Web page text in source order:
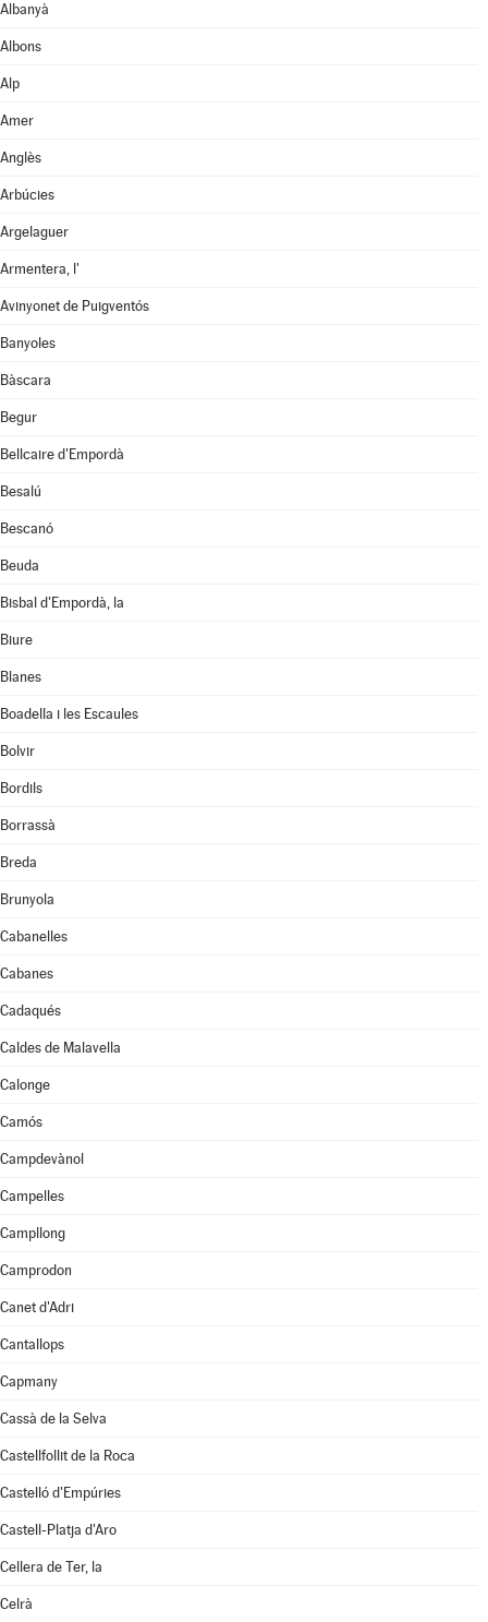
Albanyà
Albons
Alp
Amer
Anglès
Arbúcies
Argelaguer
Armentera, l'
Avinyonet de Puigventós
Banyoles
Bàscara
Begur
Bellcaire d'Empordà
Besalú
Bescanó
Beuda
Bisbal d'Empordà, la
Biure
Blanes
Boadella i les Escaules
Bolvir
Bordils
Borrassà
Breda
Brunyola
Cabanelles
Cabanes
Cadaqués
Caldes de Malavella
Calonge
Camós
Campdevànol
Campelles
Campllong
Camprodon
Canet d'Adri
Cantallops
Capmany
Cassà de la Selva
Castellfollit de la Roca
Castelló d'Empúries
Castell-Platja d'Aro
Cellera de Ter, la
Celrà